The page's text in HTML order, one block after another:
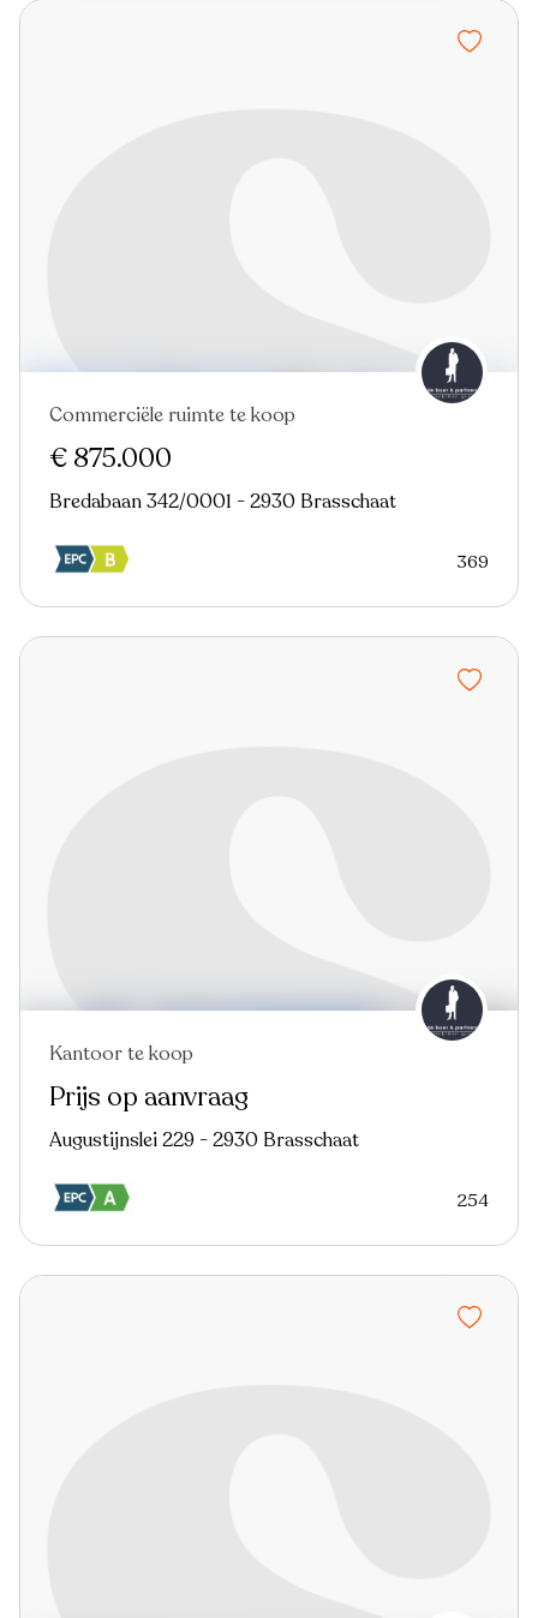
Nieuw
Commerciële ruimte te koop
€ 875.000
Bredabaan 342/0001 - 2930 Brasschaat
369
Nieuw
Kantoor te koop
Prijs op aanvraag
Augustijnslei 229 - 2930 Brasschaat
254